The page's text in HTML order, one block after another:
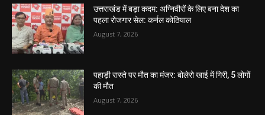
उत्तराखंड में बड़ा कदम: अग्निवीरों के लिए बना देश का
पहला रोजगार सेल: कर्नल कोठियाल
August 7, 2026
पहाड़ी रास्ते पर मौत का मंजर: बोलेरो खाई में गिरी, 5 लोगों
की मौत
August 7, 2026